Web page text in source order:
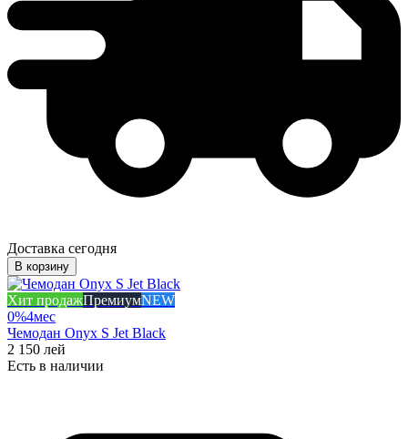
Доставка сегодня
В корзину
Хит продажПремиумNEW
0%4мес
Чемодан Onyx S Jet Black
2 150 лей
Есть в наличии